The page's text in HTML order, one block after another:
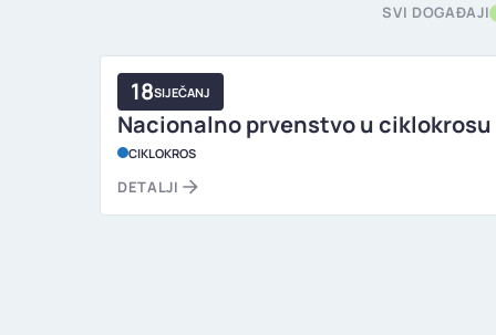
SVI DOGAĐAJI
18SIJEČANJ
Nacionalno prvenstvo u ciklokrosu
CIKLOKROS
DETALJI